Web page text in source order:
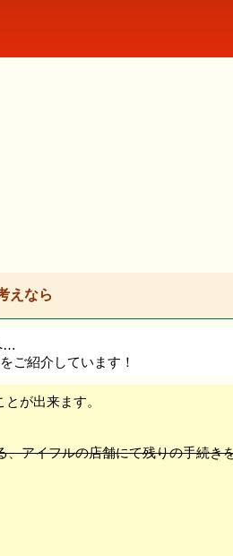
えなら
…
ご紹介しています！
が出来ます。
アイフルの店舗にて残りの手続き